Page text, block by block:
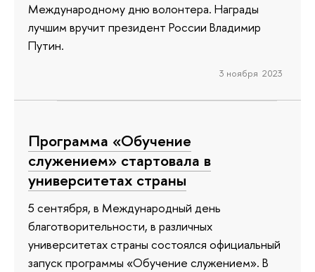
Международному дню волонтера. Награды
лучшим вручит президент России Владимир
Путин.
3 ноября 2023
Программа «Обучение
служением» стартовала в
университетах страны
5 сентября, в Международный день
благотворительности, в различных
университетах страны состоялся официальный
запуск программы «Обучение служением». В